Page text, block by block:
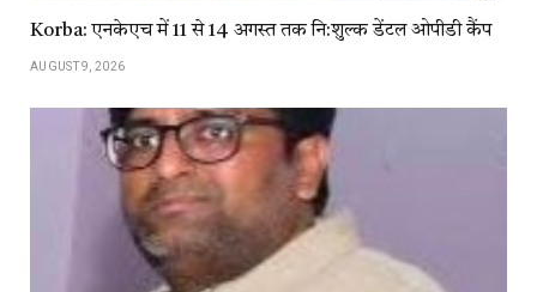
Korba: एनकेएच में 11 से 14 अगस्त तक नि:शुल्क डेंटल ओपीडी कैंप
AUGUST 9, 2026